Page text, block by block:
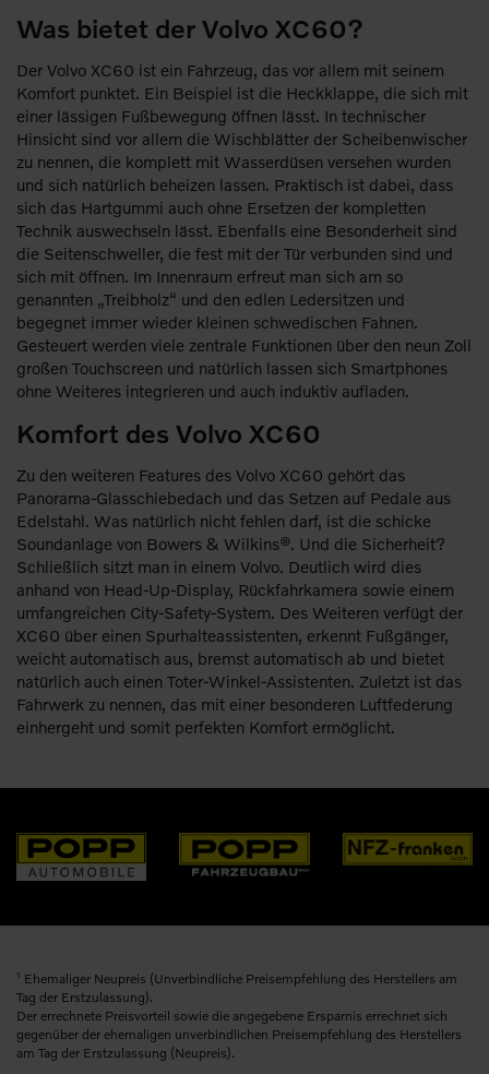
Was bietet der Volvo XC60?
Der Volvo XC60 ist ein Fahrzeug, das vor allem mit seinem
Komfort punktet. Ein Beispiel ist die Heckklappe, die sich mit
einer lässigen Fußbewegung öffnen lässt. In technischer
Hinsicht sind vor allem die Wischblätter der Scheibenwischer
zu nennen, die komplett mit Wasserdüsen versehen wurden
und sich natürlich beheizen lassen. Praktisch ist dabei, dass
sich das Hartgummi auch ohne Ersetzen der kompletten
Technik auswechseln lässt. Ebenfalls eine Besonderheit sind
die Seitenschweller, die fest mit der Tür verbunden sind und
sich mit öffnen. Im Innenraum erfreut man sich am so
genannten „Treibholz“ und den edlen Ledersitzen und
begegnet immer wieder kleinen schwedischen Fahnen.
Gesteuert werden viele zentrale Funktionen über den neun Zoll
großen Touchscreen und natürlich lassen sich Smartphones
ohne Weiteres integrieren und auch induktiv aufladen.
Komfort des Volvo XC60
Zu den weiteren Features des Volvo XC60 gehört das
Panorama-Glasschiebedach und das Setzen auf Pedale aus
Edelstahl. Was natürlich nicht fehlen darf, ist die schicke
Soundanlage von Bowers & Wilkins®. Und die Sicherheit?
Schließlich sitzt man in einem Volvo. Deutlich wird dies
anhand von Head-Up-Display, Rückfahrkamera sowie einem
umfangreichen City-Safety-System. Des Weiteren verfügt der
XC60 über einen Spurhalteassistenten, erkennt Fußgänger,
weicht automatisch aus, bremst automatisch ab und bietet
natürlich auch einen Toter-Winkel-Assistenten. Zuletzt ist das
Fahrwerk zu nennen, das mit einer besonderen Luftfederung
einhergeht und somit perfekten Komfort ermöglicht.
1 Ehemaliger Neupreis (Unverbindliche Preisempfehlung des Herstellers am
Tag der Erstzulassung).
Der errechnete Preisvorteil sowie die angegebene Ersparnis errechnet sich
gegenüber der ehemaligen unverbindlichen Preisempfehlung des Herstellers
am Tag der Erstzulassung (Neupreis).